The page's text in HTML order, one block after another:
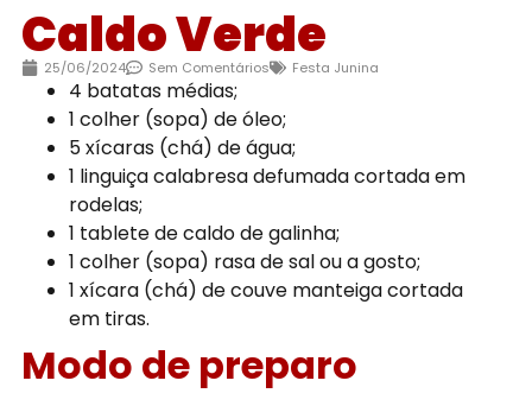
Caldo Verde
25/06/2024 Sem Comentários Festa Junina
4 batatas médias;
1 colher (sopa) de óleo;
5 xícaras (chá) de água;
1 linguiça calabresa defumada cortada em
rodelas;
1 tablete de caldo de galinha;
1 colher (sopa) rasa de sal ou a gosto;
1 xícara (chá) de couve manteiga cortada
em tiras.
Modo de preparo